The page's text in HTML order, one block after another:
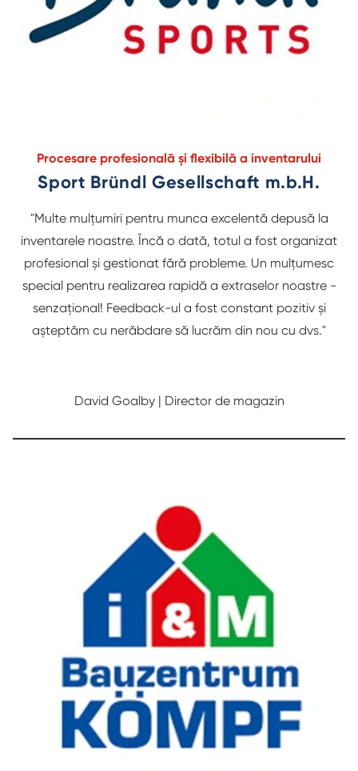
Procesare profesională și flexibilă a inventarului
Sport Bründl Gesellschaft m.b.H.
"Multe mulțumiri pentru munca excelentă depusă la
inventarele noastre. Încă o dată, totul a fost organizat
profesional și gestionat fără probleme. Un mulțumesc
special pentru realizarea rapidă a extraselor noastre -
senzațional! Feedback-ul a fost constant pozitiv și
așteptăm cu nerăbdare să lucrăm din nou cu dvs."
David Goalby | Director de magazin